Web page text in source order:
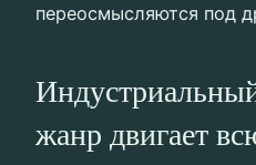
переосмысляются под
жанр двигает